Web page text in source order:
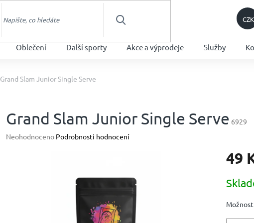
CZK
HLEDAT
Oblečení Další sporty Akce a výprodeje Služby
Grand Slam Junior Single Serve
Grand Slam Junior Single Serve 6929
Průměrné
Neohodnoceno Podrobnosti hodnocení
49
cena: